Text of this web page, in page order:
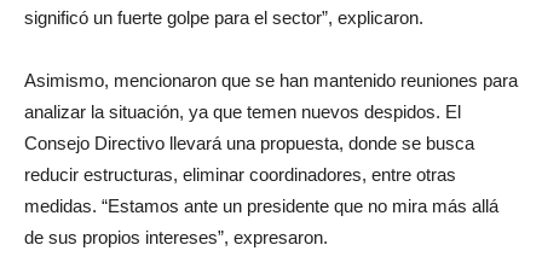
significó un fuerte golpe para el sector”, explicaron.
Asimismo, mencionaron que se han mantenido reuniones para
analizar la situación, ya que temen nuevos despidos. El
Consejo Directivo llevará una propuesta, donde se busca
reducir estructuras, eliminar coordinadores, entre otras
medidas. “Estamos ante un presidente que no mira más allá
de sus propios intereses”, expresaron.